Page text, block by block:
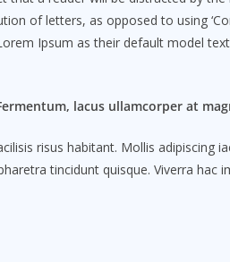
of letters, as opposed to using
Ipsum as their default model
lacus ullamcorper at
risus habitant. Mollis adipiscing
tincidunt quisque. Viverra hac